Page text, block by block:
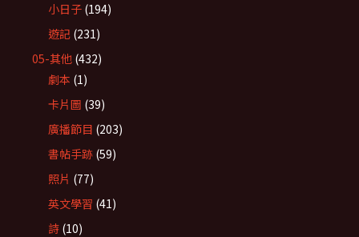
小日子 (194)
遊記 (231)
05-其他 (432)
劇本 (1)
卡片圖 (39)
廣播節目 (203)
書帖手跡 (59)
照片 (77)
英文學習 (41)
詩 (10)